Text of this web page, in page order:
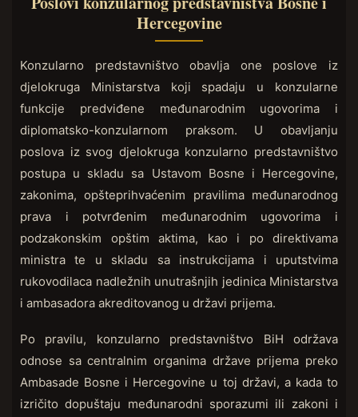
Hercegovine
Konzularno predstavništvo obavlja one poslove iz
djelokruga Ministarstva koji spadaju u konzularne
funkcije predviđene međunarodnim ugovorima i
diplomatsko-konzularnom praksom. U obavljanju
poslova iz svog djelokruga konzularno predstavništvo
postupa u skladu sa Ustavom Bosne i Hercegovine,
zakonima, opšteprihvaćenim pravilima međunarodnog
prava i potvrđenim međunarodnim ugovorima i
podzakonskim opštim aktima, kao i po direktivama
ministra te u skladu sa instrukcijama i uputstvima
rukovodilaca nadležnih unutrašnjih jedinica Ministarstva
i ambasadora akreditovanog u državi prijema.
Po pravilu, konzularno predstavništvo BiH održava
odnose sa centralnim organima države prijema preko
Ambasade Bosne i Hercegovine u toj državi, a kada to
izričito dopuštaju međunarodni sporazumi ili zakoni i